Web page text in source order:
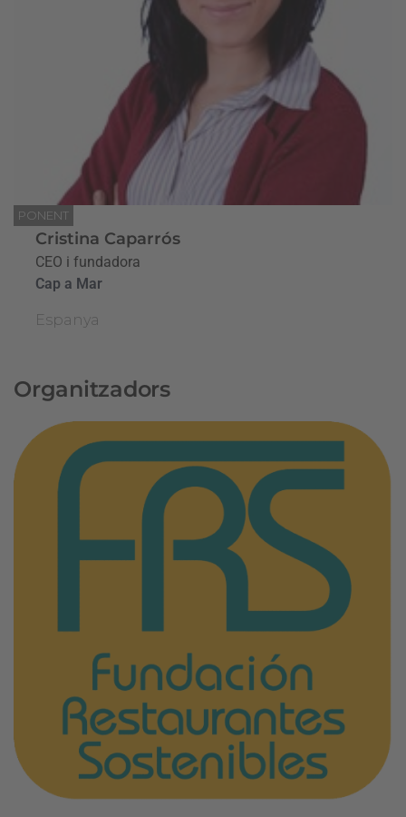
PONENT
Cristina Caparrós
CEO i fundadora
Cap a Mar
Espanya
Organitzadors